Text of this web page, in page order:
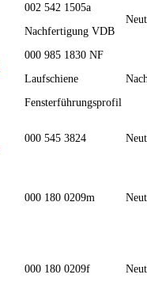
002 542 1505a
Nachfertigung VDB
000 985 1830 NF
Laufschiene
Fensterführungsprofil
000 545 3824
000 180 0209m
000 180 0209f